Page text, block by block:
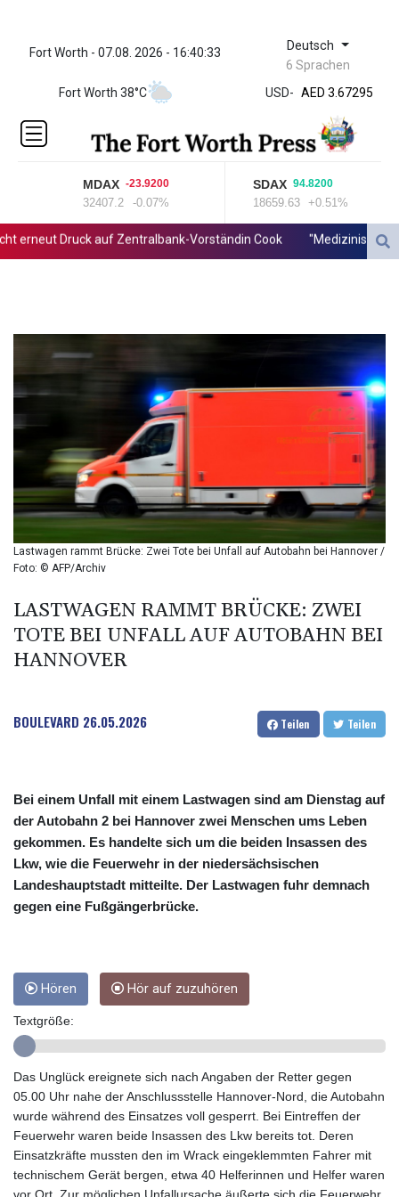
Fort Worth - 07.08. 2026 - 16:40:33 Deutsch
6 Sprachen
Fort Worth 38°C
USD-
ZWL 321.999592
AED 3.67295
AED 3.67295
AFN
ALL 80.861178
AMD
AOA
918.000367
BBD 2.013896
BDT 123.776354
BHD 0.377104
BIF 2987.5
BMD 1
BND 1.281271
BOB 11.884005
BRL 5.096204
BSD 0.999879
BTN 95.145572
BWP 13.496235
BZD 2.010921
CDF 2262.50392
CNY 6.747604
CNH 6.74389
CUC 1
CUP 26.5
CVE 95.703894
FKP 0.743241
GBP 0.740965
GEL 2.61504
GGP 0.743241
GHS 11.76039
GIP 0.743241
GMD 73.503851
GNF
MDAX -23.9200
32407.2 -0.07%
SDAX 94.8200
18659.63 +0.51%
Druck auf Zentralbank-Vorständin Cook "Medizinische
Lastwagen rammt Brücke: Zwei Tote bei Unfall auf Autobahn bei Hannover /
Foto: © AFP/Archiv
LASTWAGEN RAMMT BRÜCKE: ZWEI
TOTE BEI UNFALL AUF AUTOBAHN BEI
HANNOVER
BOULEVARD 26.05.2026 Teilen Teilen
Bei einem Unfall mit einem Lastwagen sind am Dienstag auf
der Autobahn 2 bei Hannover zwei Menschen ums Leben
gekommen. Es handelte sich um die beiden Insassen des
Lkw, wie die Feuerwehr in der niedersächsischen
Landeshauptstadt mitteilte. Der Lastwagen fuhr demnach
gegen eine Fußgängerbrücke.
Hören Hör auf zuzuhören
Textgröße:
Das Unglück ereignete sich nach Angaben der Retter gegen
05.00 Uhr nahe der Anschlussstelle Hannover-Nord, die Autobahn
wurde während des Einsatzes voll gesperrt. Bei Eintreffen der
Feuerwehr waren beide Insassen des Lkw bereits tot. Deren
Einsatzkräfte mussten den im Wrack eingeklemmten Fahrer mit
technischem Gerät bergen, etwa 40 Helferinnen und Helfer waren
vor Ort. Zur möglichen Unfallursache äußerte sich die Feuerwehr